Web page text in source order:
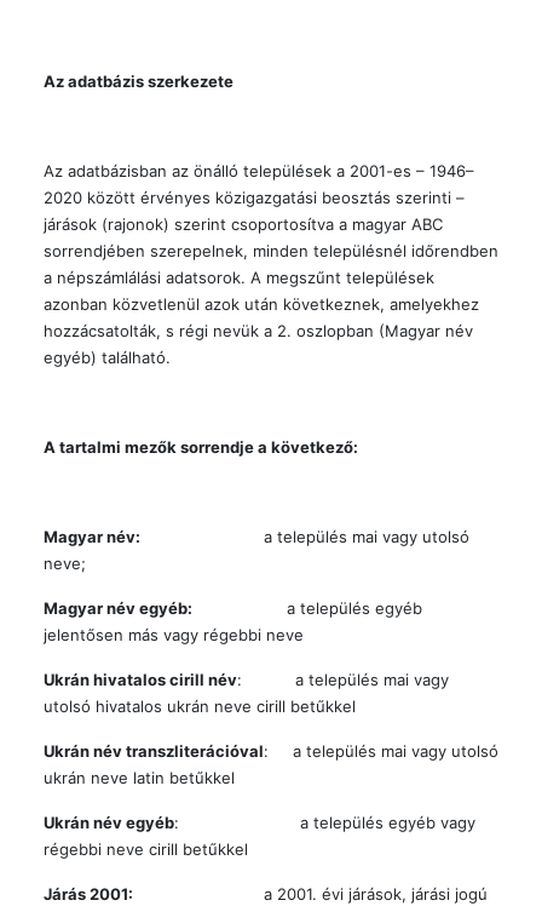
Az adatbázis szerkezete
Az adatbázisban az önálló települések a 2001-es – 1946–
2020 között érvényes közigazgatási beosztás szerinti –
járások (rajonok) szerint csoportosítva a magyar ABC
sorrendjében szerepelnek, minden településnél időrendben
a népszámlálási adatsorok. A megszűnt települések
azonban közvetlenül azok után következnek, amelyekhez
hozzácsatolták, s régi nevük a 2. oszlopban (Magyar név
egyéb) található.
A tartalmi mezők sorrendje a következő:
Magyar név: a település mai vagy utolsó
neve;
Magyar név egyéb:
a település egyéb
jelentősen más vagy régebbi neve
Ukrán hivatalos cirill név: a település mai vagy
utolsó hivatalos ukrán neve cirill betűkkel
Ukrán név transzliterációval: a település mai vagy utolsó
ukrán neve latin betűkkel
Ukrán név egyéb: a település egyéb vagy
régebbi neve cirill betűkkel
Járás 2001: a 2001. évi járások, járási jogú